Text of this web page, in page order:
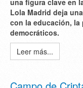
una figura clave en
Lola Madrid deja
con la educación,
democráticos.
Leer más...